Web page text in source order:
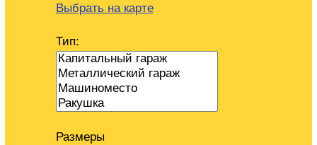
Выбрать на карте
Тип:
Размеры